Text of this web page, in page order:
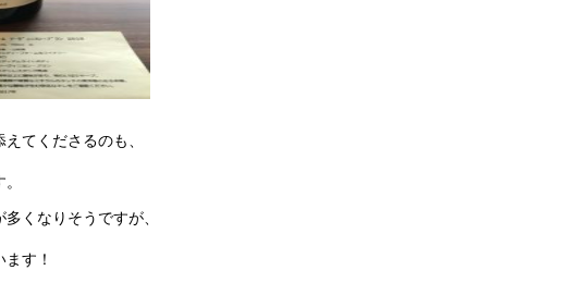
てくださるのも、
くなりそうですが、
す！